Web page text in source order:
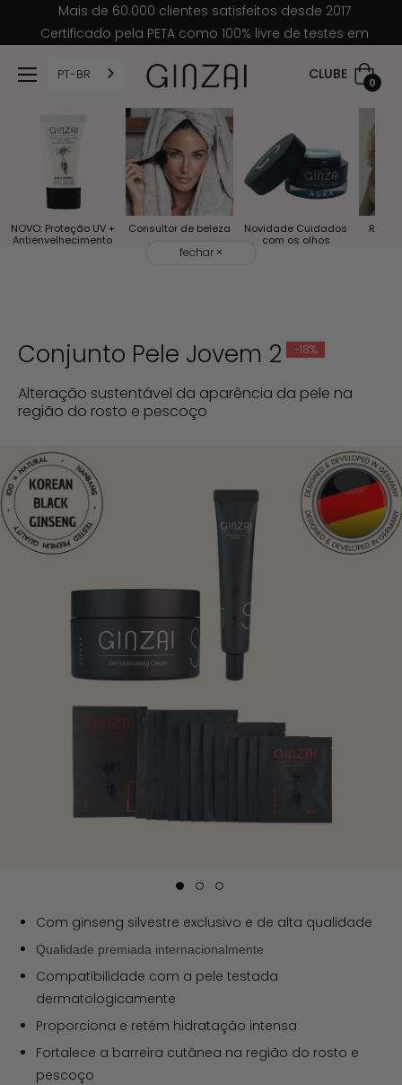
Mais de 60.000 clientes satisfeitos desde 2017
Certificado pela PETA como 100% livre de testes em
CLUBE cesto
de0
PT-BR
NOVO: Proteção UV +
Antienvelhecimento
Consultor de beleza
Novidade Cuidados
com os olhos
fechar ×
Conjunto Pele Jovem 2 -18%
Alteração sustentável da aparência da pele na
região do rosto e pescoço
Com ginseng silvestre exclusivo e de alta qualidade
Qualidade premiada internacionalmente
Compatibilidade com a pele testada
dermatologicamente
Proporciona e retém hidratação intensa
Fortalece a barreira cutânea na região do rosto e
pescoço